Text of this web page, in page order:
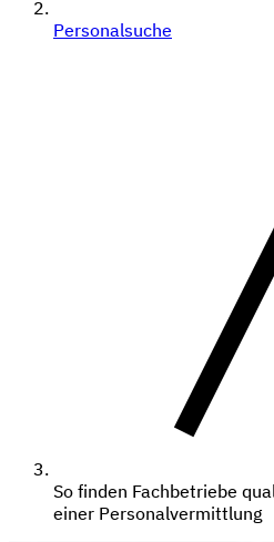
Personalsuche
So finden Fachbetriebe
einer Personalvermittlung